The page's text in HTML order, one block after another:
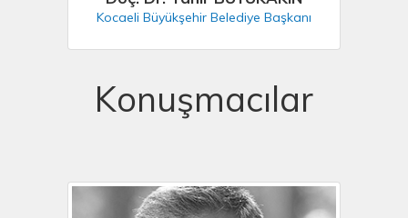
Kocaeli Büyükşehir Belediye Başkanı
Konuşmacılar